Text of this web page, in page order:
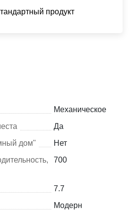
продукт
Механическое
Да
дом"
Нет
700
7.7
Модерн